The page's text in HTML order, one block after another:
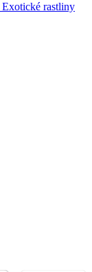
Exotické rastliny